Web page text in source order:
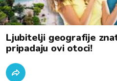
Ljubitelji geografije
pripadaju ovi otoci!